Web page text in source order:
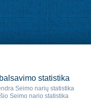
statistika
Seimo narių statistika
Seimo nario statistika